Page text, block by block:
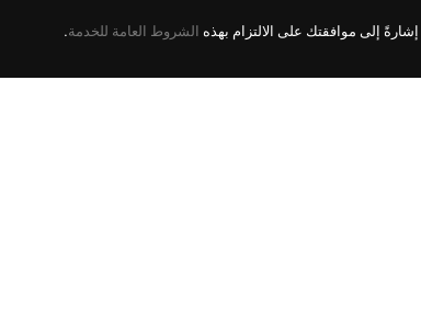
إلى موافقتك على الالتزام بهذه الشروط العامة للخدمة.